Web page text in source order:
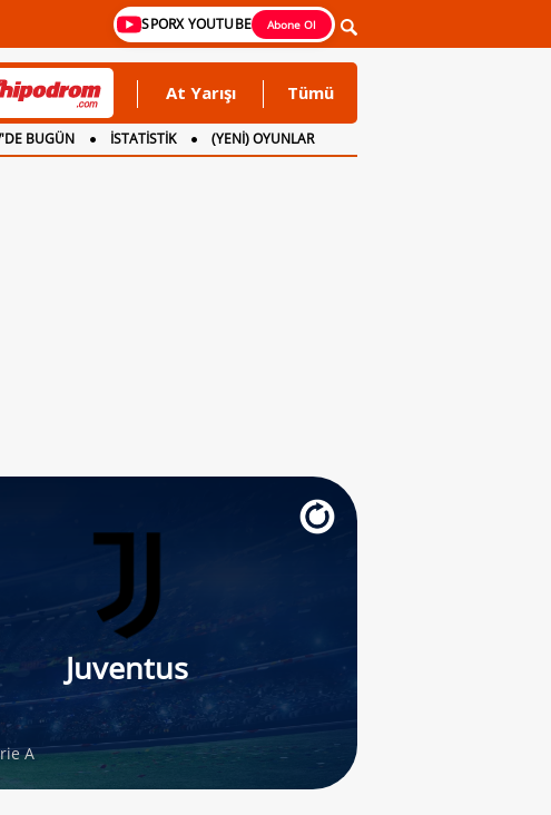
SPORX YOUTUBE Abone Ol
At Yarışı Tümü
BUGÜN İSTATİSTİK
(YENİ) OYUNLAR
Juventus
A